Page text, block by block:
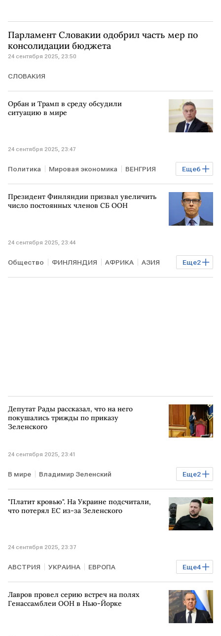
Парламент Словакии одобрил часть мер по
консолидации бюджета
24 сентября 2025, 23:50
СЛОВАКИЯ
Орбан и Трамп в среду обсудили
ситуацию в мире
24 сентября 2025, 23:47
Еще6
Политика Мировая экономика ВЕНГРИЯ
США УКРАИНА Дональд Трамп
Петер Сийярто Виктор Орбан МИД
Президент Финляндии призвал увеличить
число постоянных членов СБ ООН
24 сентября 2025, 23:44
Еще2
Общество ФИНЛЯНДИЯ АФРИКА АЗИЯ
ООН Совбез
Депутат Рады рассказал, что на него
покушались трижды по приказу
Зеленского
24 сентября 2025, 23:41
Еще2
В мире Владимир Зеленский
Дональд Трамп Рада СБУ
"Платит кровью". На Украине подсчитали,
что потерял ЕС из-за Зеленского
24 сентября 2025, 23:37
Еще4
АВСТРИЯ УКРАИНА ЕВРОПА
Владимир Зеленский МВФ ЕС В мире
Лавров провел серию встреч на полях
Генассамблеи ООН в Нью-Йорке